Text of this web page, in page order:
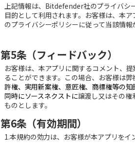
上記情報は、 Bitdefender社のプライバシ
目的として利用されます。お客様は、本ア
のプライバシーポリシーに従って当該情
第5条（フィードバック）
お客様は、本アプリに関するコメント、
ることができます。この場合、お客様は
許権、実用新案権、意匠権、商標権等の
同時にソースネクストに譲渡し又はその権
ものとします。
第6条（有効期間）
1.本規約の効力は、お客様が本アプリをイ